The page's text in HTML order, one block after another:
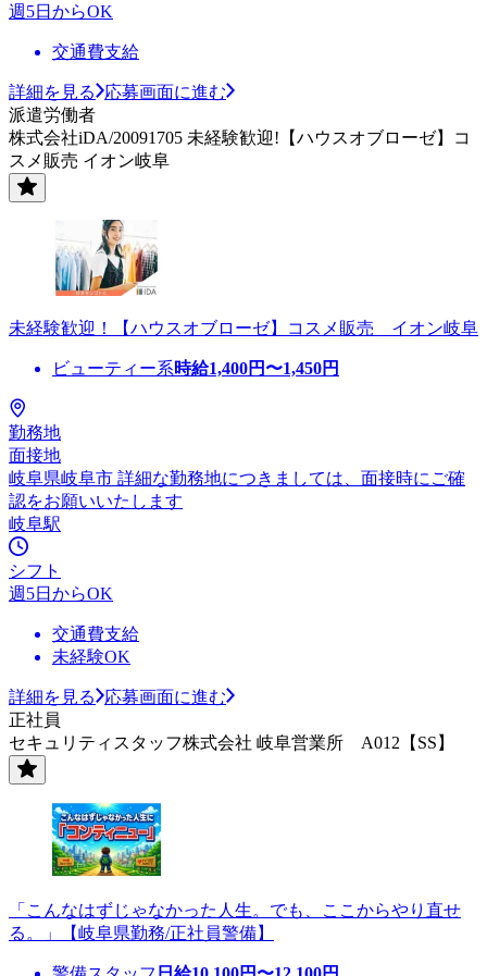
週5日からOK
交通費支給
詳細を見る
応募画面に進む
派遣労働者
株式会社iDA/20091705 未経験歓迎!【ハウスオブローゼ】コ
スメ販売 イオン岐阜
未経験歓迎！【ハウスオブローゼ】コスメ販売 イオン岐阜
ビューティー系時給1,400円〜1,450円
勤務地
面接地
岐阜県岐阜市 詳細な勤務地につきましては、面接時にご確
認をお願いいたします
岐阜駅
シフト
週5日からOK
交通費支給
未経験OK
詳細を見る
応募画面に進む
正社員
セキュリティスタッフ株式会社 岐阜営業所 A012【SS】
「こんなはずじゃなかった人生。でも、ここからやり直せ
る。」【岐阜県勤務/正社員警備】